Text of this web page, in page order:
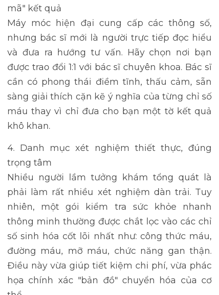
mã" kết quả
Máy móc hiện đại cung cấp các thông số,
nhưng bác sĩ mới là người trực tiếp đọc hiểu
và đưa ra hướng tư vấn. Hãy chọn nơi bạn
được trao đổi 1:1 với bác sĩ chuyên khoa. Bác sĩ
cần có phong thái điềm tĩnh, thấu cảm, sẵn
sàng giải thích cặn kẽ ý nghĩa của từng chỉ số
máu thay vì chỉ đưa cho bạn một tờ kết quả
khô khan.
4. Danh mục xét nghiệm thiết thực, đúng
trọng tâm
Nhiều người lầm tưởng khám tổng quát là
phải làm rất nhiều xét nghiệm dàn trải. Tuy
nhiên, một gói kiểm tra sức khỏe nhanh
thông minh thường được chắt lọc vào các chỉ
số sinh hóa cốt lõi nhất như: công thức máu,
đường máu, mỡ máu, chức năng gan thận.
Điều này vừa giúp tiết kiệm chi phí, vừa phác
họa chính xác "bản đồ" chuyển hóa của cơ